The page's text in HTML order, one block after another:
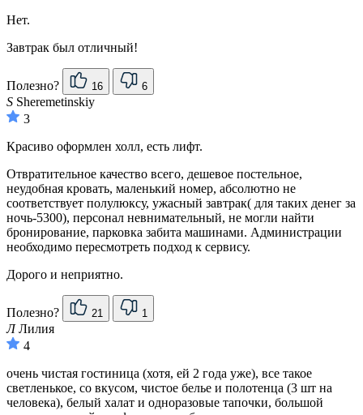
Нет.
Завтрак был отличный!
Полезно? 16 6
S Sheremetinskiy
3
Красиво оформлен холл, есть лифт.
Отвратительное качество всего, дешевое постельное,
неудобная кровать, маленький номер, абсолютно не
соответствует полулюксу, ужасный завтрак( для таких денег за
ночь-5300), персонал невнимательный, не могли найти
бронирование, парковка забита машинами. Администрации
необходимо пересмотреть подход к сервису.
Дорого и неприятно.
Полезно? 21 1
ЛЛилия
4
очень чистая гостиница (хотя, ей 2 года уже), все такое
светленькое, со вкусом, чистое белье и полотенца (3 шт на
человека), белый халат и одноразовые тапочки, большой